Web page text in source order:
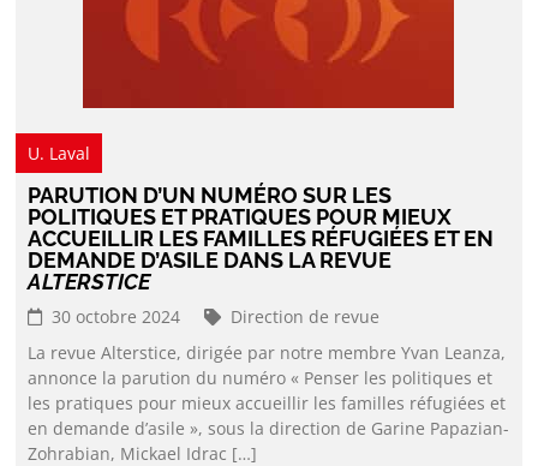
U. Laval
PARUTION D’UN NUMÉRO SUR LES
POLITIQUES ET PRATIQUES POUR MIEUX
ACCUEILLIR LES FAMILLES RÉFUGIÉES ET EN
DEMANDE D’ASILE DANS LA REVUE
ALTERSTICE
30 octobre 2024
Direction de revue
La revue Alterstice, dirigée par notre membre Yvan Leanza,
annonce la parution du numéro « Penser les politiques et
les pratiques pour mieux accueillir les familles réfugiées et
en demande d’asile », sous la direction de Garine Papazian-
Zohrabian, Mickael Idrac […]